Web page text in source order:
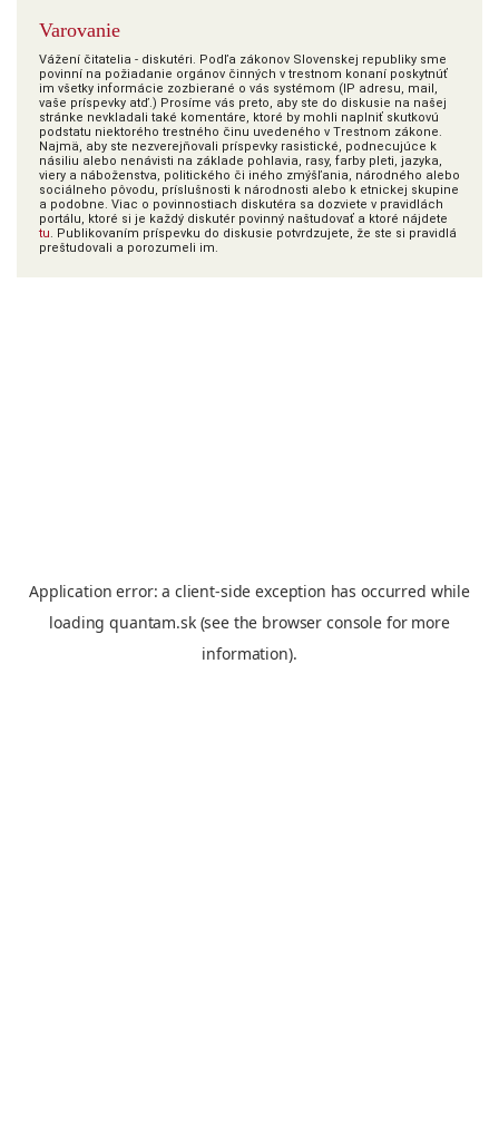
Varovanie
Vážení čitatelia - diskutéri. Podľa zákonov Slovenskej republiky sme
povinní na požiadanie orgánov činných v trestnom konaní poskytnúť
im všetky informácie zozbierané o vás systémom (IP adresu, mail,
vaše príspevky atď.) Prosíme vás preto, aby ste do diskusie na našej
stránke nevkladali také komentáre, ktoré by mohli naplniť skutkovú
podstatu niektorého trestného činu uvedeného v Trestnom zákone.
Najmä, aby ste nezverejňovali príspevky rasistické, podnecujúce k
násiliu alebo nenávisti na základe pohlavia, rasy, farby pleti, jazyka,
viery a náboženstva, politického či iného zmýšľania, národného alebo
sociálneho pôvodu, príslušnosti k národnosti alebo k etnickej skupine
a podobne. Viac o povinnostiach diskutéra sa dozviete v pravidlách
portálu, ktoré si je každý diskutér povinný naštudovať a ktoré nájdete
tu. Publikovaním príspevku do diskusie potvrdzujete, že ste si pravidlá
preštudovali a porozumeli im.